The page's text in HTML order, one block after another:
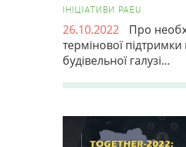
ІНІЦІАТИВИ PAEU
26.10.2022
Про
термінової підтримки
будівельної галузі...